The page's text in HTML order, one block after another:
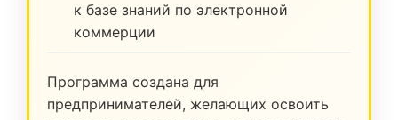
к базе знаний по электронной
коммерции
Программа создана для
предпринимателей, желающих освоить